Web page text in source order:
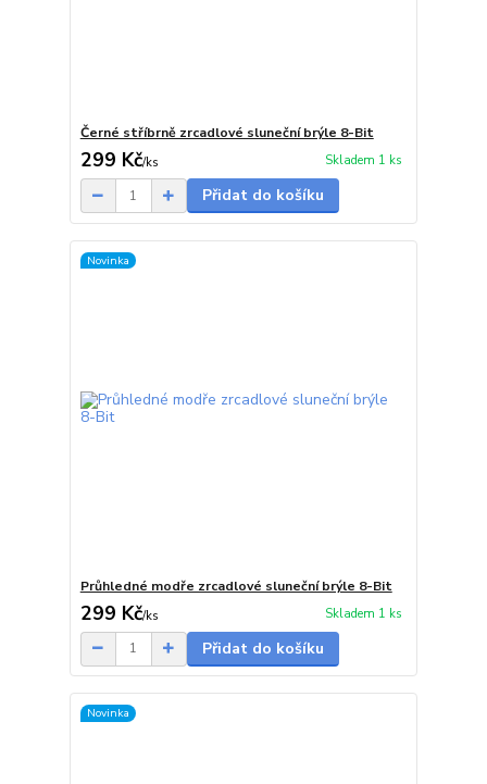
Černé stříbrně zrcadlové sluneční brýle 8-Bit
299 Kč/ks Skladem 1 ks
Přidat do košíku
Novinka
Průhledné modře zrcadlové sluneční brýle 8-Bit
299 Kč/ks Skladem 1 ks
Přidat do košíku
Novinka